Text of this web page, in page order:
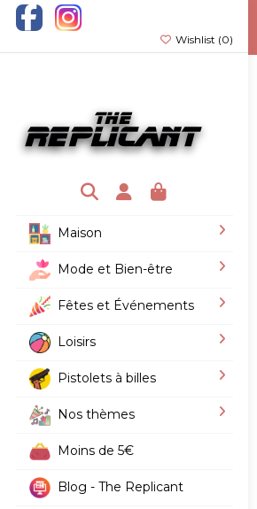
Wishlist (0)
Maison
Mode et Bien-être
Fêtes et Événements
Loisirs
Pistolets à billes
Nos thèmes
Moins de 5€
Blog - The Replicant